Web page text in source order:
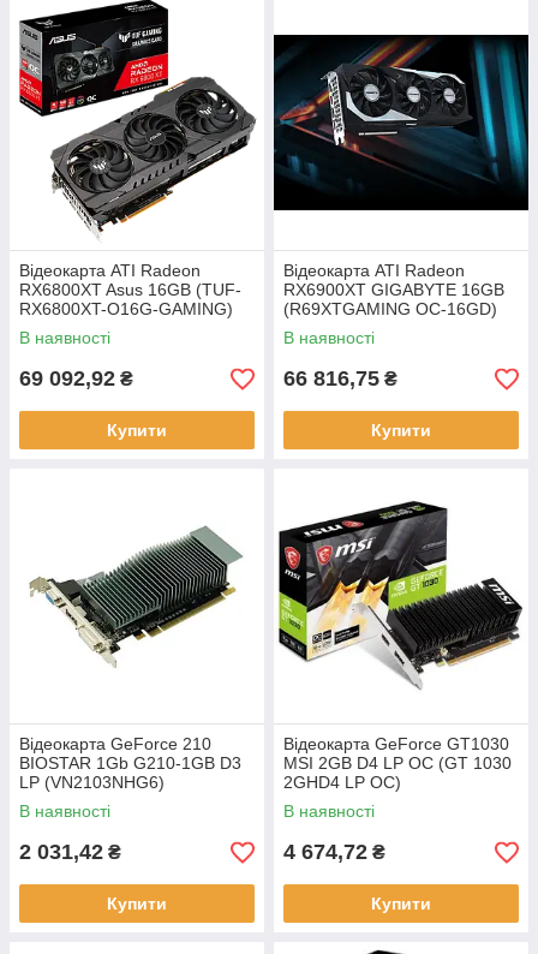
Відеокарта ATI Radeon
RX6800XT Asus 16GB (TUF-
RX6800XT-O16G-GAMING)
В наявності
69 092,92 ₴
Купити
Відеокарта ATI Radeon
RX6900XT GIGABYTE 16GB
(R69XTGAMING OC-16GD)
В наявності
66 816,75 ₴
Купити
Відеокарта GeForce 210
BIOSTAR 1Gb G210-1GB D3
LP (VN2103NHG6)
В наявності
2 031,42 ₴
Купити
Відеокарта GeForce GT1030
MSI 2GB D4 LP OC (GT 1030
2GHD4 LP OC)
В наявності
4 674,72 ₴
Купити